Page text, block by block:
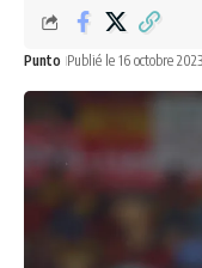
Punto Publié le 16 octobre 2023